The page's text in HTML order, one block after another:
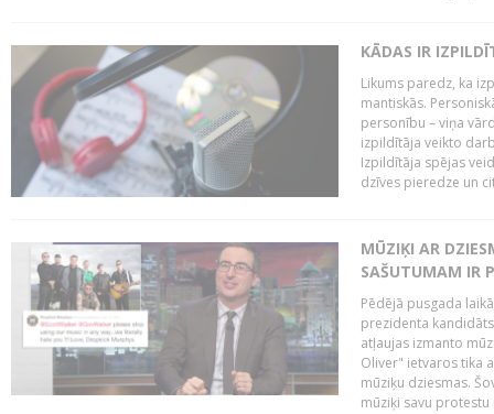
KĀDAS IR
Likums paredz, ka
mantiskās.
personību – viņa
izpildītāja veikto
Izpildītāja spējas
dzīves pieredze un
MŪZIĶI AR
SAŠUTUMAM IR
Pēdējā pusgada
prezidenta
atļaujas izmanto
Oliver" ietvaros tika
mūziķu dziesmas.
mūziķi savu